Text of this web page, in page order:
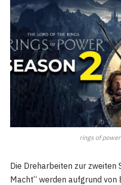
rings of
Die Dreharbeiten zur zweiten
Macht“ werden aufgrund